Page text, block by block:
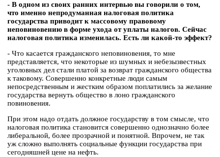
- В одном из своих ранних интервью вы говорили о том,
что именно непродуманная налоговая политика
государства приводит к массовому правовому
неповиновению в форме ухода от уплаты налогов. Сейчас
налоговая политика изменилась. Есть ли какой-то эффект?
- Что касается гражданского неповиновения, то мне
представляется, что некоторые из шумных и небезызвестных
уголовных дел стали платой за возврат гражданского общества
к таковому. Совершенно конкретные люди самым
непосредственным и жестким образом поплатились за желание
государства вернуть общество в лоно гражданского
повиновения.
При этом надо отдать должное государству в том смысле, что
налоговая политика становится совершенно однозначно более
либеральной, более прозрачной и понятной. Впрочем, не так
уж сложно выполнять социальные функции государства при
сегодняшней цене на нефть.